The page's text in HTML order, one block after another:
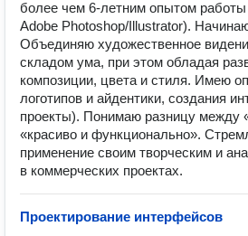
более чем 6-летним опытом работы
Adobe Photoshop/Illustrator).
Объединяю художественное
складом ума, при этом обладая
композиции, цвета и стиля. Имею
логотипов и айдентики, создания
проекты). Понимаю разницу между
«красиво и функционально».
применение своим творческим и
в коммерческих проектах.
Проектирование интерфейсов